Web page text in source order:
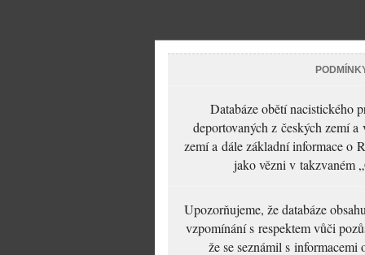
Databáze obětí nacistického
deportovaných z českých zemí
zemí a dále základní informace o
jako vězni v takzvaném
Upozorňujeme, že databáze
vzpomínání s respektem vůči
že se seznámil s